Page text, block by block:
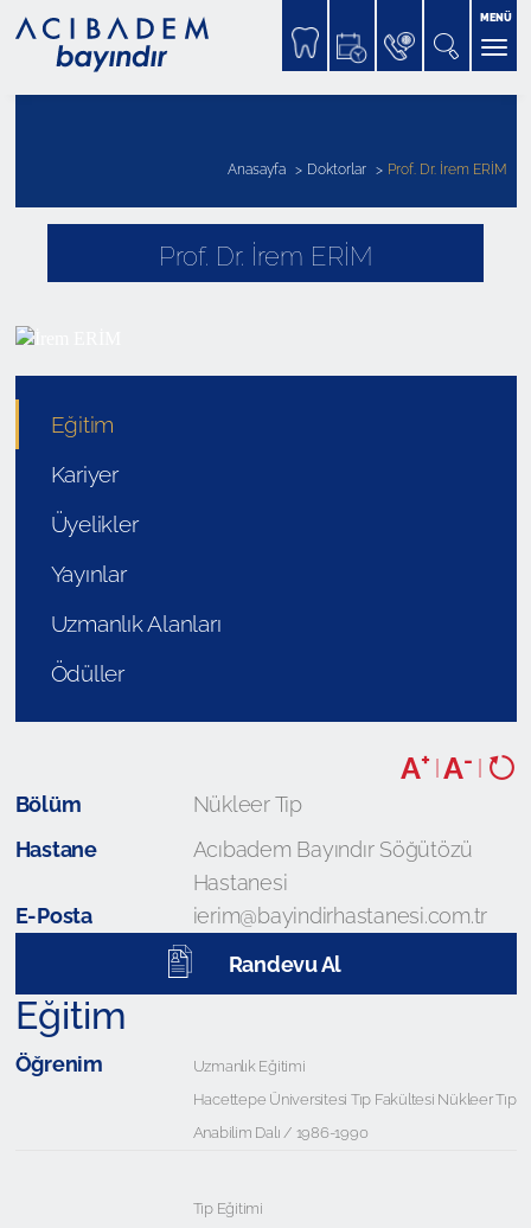
MENÜ
Prof. Dr. İrem ERİM
Anasayfa Doktorlar Prof. Dr. İrem ERİM
Eğitim
Kariyer
Üyelikler
Yayınlar
Uzmanlık Alanları
Ödüller
A+ A-
Bölüm
Nükleer Tıp
Hastane
Acıbadem Bayındır Söğütözü
Hastanesi
E-Posta
ierim@bayindirhastanesi.com.tr
Randevu Al
Eğitim
Öğrenim
Uzmanlık Eğitimi
Hacettepe Üniversitesi Tıp Fakültesi Nükleer Tıp
Anabilim Dalı / 1986-1990
Tıp Eğitimi